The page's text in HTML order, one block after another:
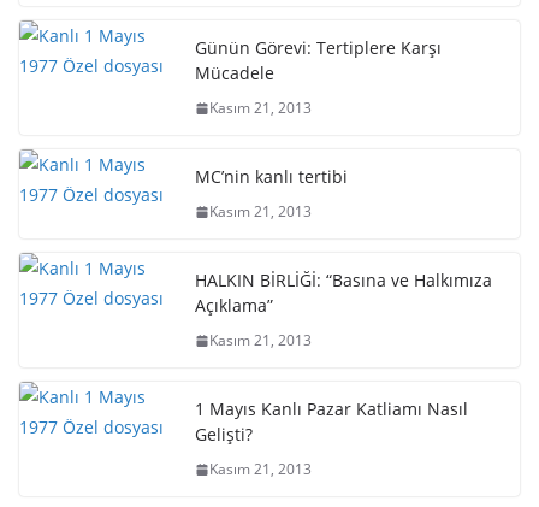
Günün Görevi: Tertiplere Karşı
Mücadele
Kasım 21, 2013
MC’nin kanlı tertibi
Kasım 21, 2013
HALKIN BİRLİĞİ: “Basına ve Halkımıza
Açıklama”
Kasım 21, 2013
1 Mayıs Kanlı Pazar Katliamı Nasıl
Gelişti?
Kasım 21, 2013